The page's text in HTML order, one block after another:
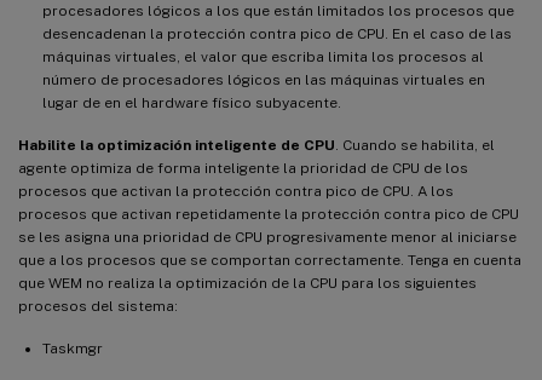
procesadores lógicos a los que están limitados los procesos que
desencadenan la protección contra pico de CPU. En el caso de las
máquinas virtuales, el valor que escriba limita los procesos al
número de procesadores lógicos en las máquinas virtuales en
lugar de en el hardware físico subyacente.
Habilite la optimización inteligente de CPU . Cuando se habilita, el
agente optimiza de forma inteligente la prioridad de CPU de los
procesos que activan la protección contra pico de CPU. A los
procesos que activan repetidamente la protección contra pico de CPU
se les asigna una prioridad de CPU progresivamente menor al iniciarse
que a los procesos que se comportan correctamente. Tenga en cuenta
que WEM no realiza la optimización de la CPU para los siguientes
procesos del sistema:
Taskmgr